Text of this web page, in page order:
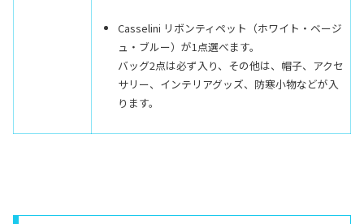
Casselini リボンティペット（ホワイト・ベージ
ュ・ブルー）が1点選べます。
バッグ2点は必ず入り、その他は、帽子、アクセ
サリー、インテリアグッズ、防寒小物などが入
ります。